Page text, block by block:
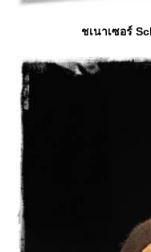
ชเนาเซอร์